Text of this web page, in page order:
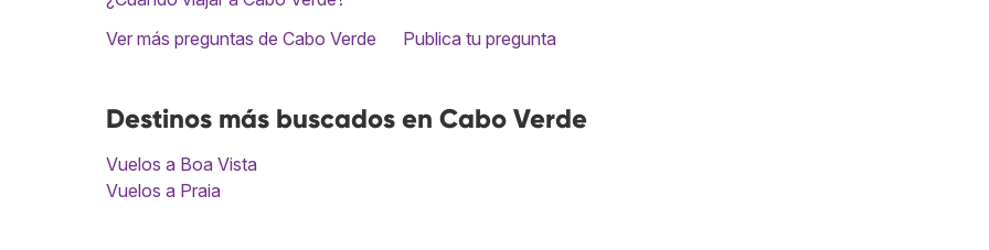
Ver más preguntas de Cabo Verde
Publica tu pregunta
Destinos más buscados en Cabo Verde
Vuelos a Boa Vista
Vuelos a Praia